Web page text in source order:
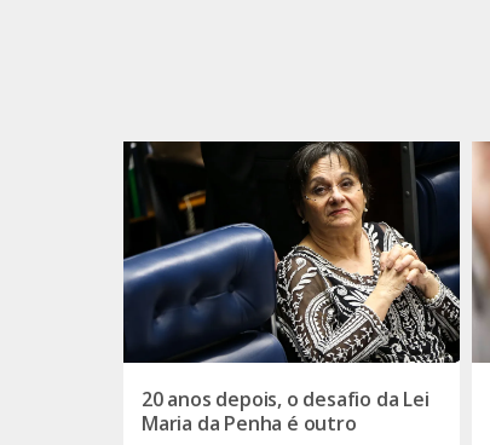
20 anos depois, o desafio da Lei
Maria da Penha é outro